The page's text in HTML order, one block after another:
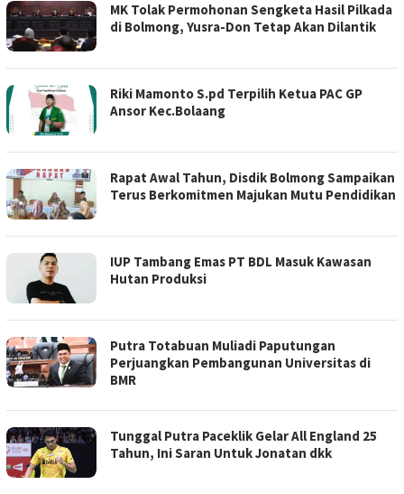
MK Tolak Permohonan Sengketa Hasil Pilkada
di Bolmong, Yusra-Don Tetap Akan Dilantik
Riki Mamonto S.pd Terpilih Ketua PAC GP
Ansor Kec.Bolaang
Rapat Awal Tahun, Disdik Bolmong Sampaikan
Terus Berkomitmen Majukan Mutu Pendidikan
IUP Tambang Emas PT BDL Masuk Kawasan
Hutan Produksi
Putra Totabuan Muliadi Paputungan
Perjuangkan Pembangunan Universitas di
BMR
Tunggal Putra Paceklik Gelar All England 25
Tahun, Ini Saran Untuk Jonatan dkk